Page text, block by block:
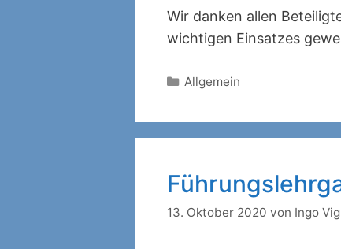
Wir danken allen
wichtigen Einsatzes
Kategorien
Allgemein
13. Oktober 2020 von Ingo